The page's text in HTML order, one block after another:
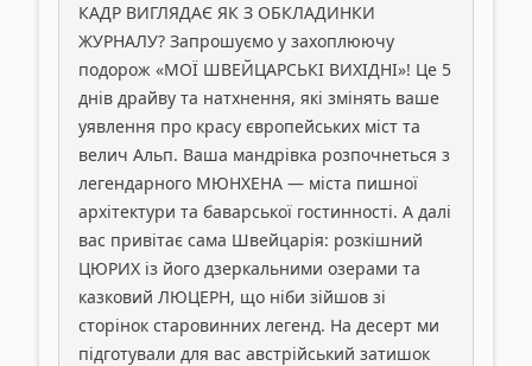
КАДР ВИГЛЯДАЄ ЯК З ОБКЛАДИНКИ
ЖУРНАЛУ? Запрошуємо у захоплюючу
подорож «МОЇ ШВЕЙЦАРСЬКІ ВИХІДНІ»! Це 5
днів драйву та натхнення, які змінять ваше
уявлення про красу європейських міст та
велич Альп. Ваша мандрівка розпочнеться з
легендарного МЮНХЕНА — міста пишної
архітектури та баварської гостинності. А далі
вас привітає сама Швейцарія: розкішний
ЦЮРИХ із його дзеркальними озерами та
казковий ЛЮЦЕРН, що ніби зійшов зі
сторінок старовинних легенд. На десерт ми
підготували для вас австрійський затишок